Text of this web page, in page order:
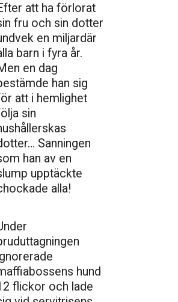
att ha förlorat
fru och sin dotter
en miljardär
barn i fyra år.
en dag
han sig
att i hemlighet
sin
Sanningen
han av en
upptäckte
alla!
hund
flickor och lade